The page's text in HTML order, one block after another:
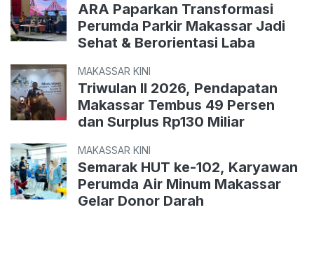
ARA Paparkan Transformasi
Perumda Parkir Makassar Jadi
Sehat & Berorientasi Laba
MAKASSAR KINI
Triwulan II 2026, Pendapatan
Makassar Tembus 49 Persen
dan Surplus Rp130 Miliar
MAKASSAR KINI
Semarak HUT ke-102, Karyawan
Perumda Air Minum Makassar
Gelar Donor Darah